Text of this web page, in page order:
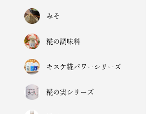
みそ
糀の調味料
キスケ糀パワーシリーズ
糀の実シリーズ